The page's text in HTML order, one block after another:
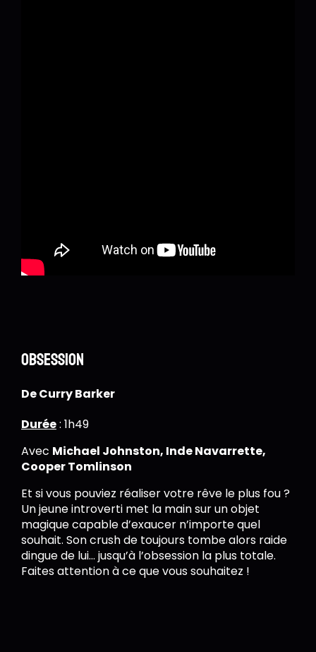
Obsession
De Curry Barker
Durée: 1h49
Avec Michael Johnston, Inde Navarrette,
Cooper Tomlinson
Et si vous pouviez réaliser votre rêve le plus fou ?
Un jeune introverti met la main sur un objet
magique capable d’exaucer n’importe quel
souhait. Son crush de toujours tombe alors raide
dingue de lui… jusqu’à l’obsession la plus totale.
Faites attention à ce que vous souhaitez !